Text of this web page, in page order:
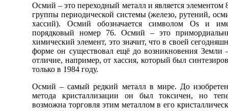
Осмий – это переходный металл и является элементом
группы периодической системы (железо, рутений,
хассий). Осмий обозначается символом Os и
порядковый номер 76. Осмий – это
химический элемент, это значит, что в своей
форме он существовал ещё до возникновения Земли
отличие, например, от хассия, который был
только в 1984 году.
Осмий – самый редкий металл в мире. До
метода кристаллизации он был токсичен, но
возможна торговля этим металлом в его